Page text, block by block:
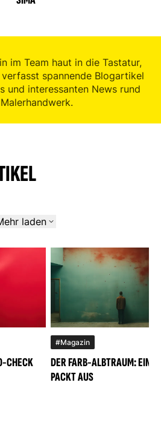
im Team haut in die Tastatur,
spannende Blogartikel
und interessanten News rund
laden
CHECK
#Magazin
DER FARB-ALBTRAUM: EIN
PACKT AUS